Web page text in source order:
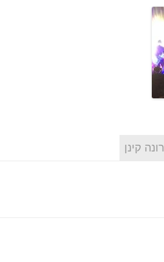
רונה קינן